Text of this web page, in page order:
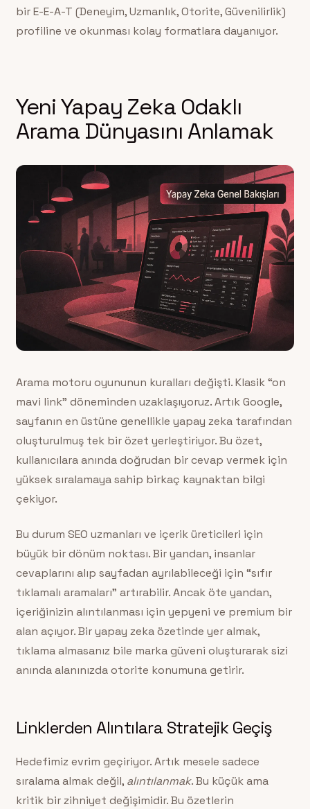
bir E-E-A-T (Deneyim, Uzmanlık, Otorite, Güvenilirlik)
profiline ve okunması kolay formatlara dayanıyor.
Yeni Yapay Zeka Odaklı
Arama Dünyasını Anlamak
Arama motoru oyununun kuralları değişti. Klasik “on
mavi link” döneminden uzaklaşıyoruz. Artık Google,
sayfanın en üstüne genellikle yapay zeka tarafından
oluşturulmuş tek bir özet yerleştiriyor. Bu özet,
kullanıcılara anında doğrudan bir cevap vermek için
yüksek sıralamaya sahip birkaç kaynaktan bilgi
çekiyor.
Bu durum SEO uzmanları ve içerik üreticileri için
büyük bir dönüm noktası. Bir yandan, insanlar
cevaplarını alıp sayfadan ayrılabileceği için “sıfır
tıklamalı aramaları” artırabilir. Ancak öte yandan,
içeriğinizin alıntılanması için yepyeni ve premium bir
alan açıyor. Bir yapay zeka özetinde yer almak,
tıklama almasanız bile marka güveni oluşturarak sizi
anında alanınızda otorite konumuna getirir.
Linklerden Alıntılara Stratejik Geçiş
Hedefimiz evrim geçiriyor. Artık mesele sadece
sıralama almak değil, alıntılanmak. Bu küçük ama
kritik bir zihniyet değişimidir. Bu özetlerin